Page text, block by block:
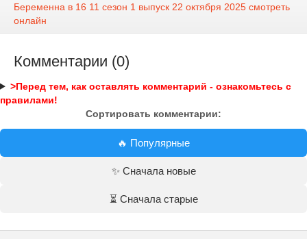
Беременна в 16 11 сезон 1 выпуск 22 октября 2025 смотреть
онлайн
Комментарии (0)
>Перед тем, как оставлять комментарий - ознакомьтесь с
правилами!
Сортировать комментарии:
🔥 Популярные
✨ Сначала новые
⏳ Сначала старые